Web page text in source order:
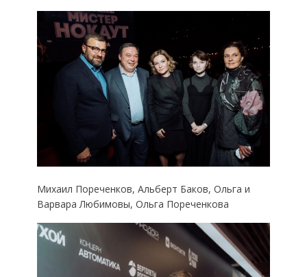
Михаил Пореченков, Альберт Баков, Ольга и
Варвара Любимовы, Ольга Пореченкова